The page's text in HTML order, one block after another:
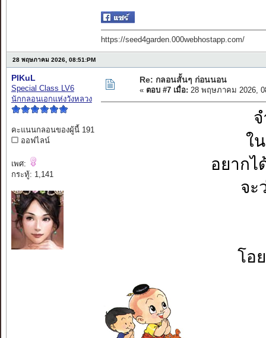
https://seed4garden.000webhostapp.com/
28 พฤษภาคม 2026, 08:51:PM
PIKuL
Special Class LV6
นักกลอนเอกแห่งวังหลวง
คะแนนกลอนของผู้นี้ 191
ออฟไลน์
เพศ:
กระทู้: 1,141
Re: กลอนสั้นๆ ก่อนนอน
« ตอบ #7 เมื่อ: 28 พฤษภาคม 2026,
ใ
อยากไ
จะ
โอ